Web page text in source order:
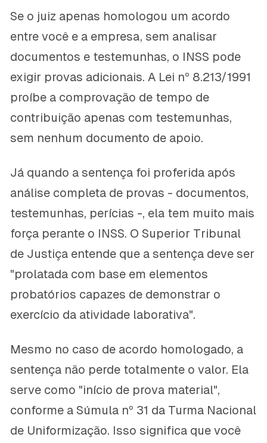
Se o juiz apenas homologou um acordo
entre você e a empresa, sem analisar
documentos e testemunhas, o INSS pode
exigir provas adicionais. A Lei nº 8.213/1991
proíbe a comprovação de tempo de
contribuição apenas com testemunhas,
sem nenhum documento de apoio.
Já quando a sentença foi proferida após
análise completa de provas - documentos,
testemunhas, perícias -, ela tem muito mais
força perante o INSS. O Superior Tribunal
de Justiça entende que a sentença deve ser
"prolatada com base em elementos
probatórios capazes de demonstrar o
exercício da atividade laborativa".
Mesmo no caso de acordo homologado, a
sentença não perde totalmente o valor. Ela
serve como "início de prova material",
conforme a Súmula nº 31 da Turma Nacional
de Uniformização. Isso significa que você